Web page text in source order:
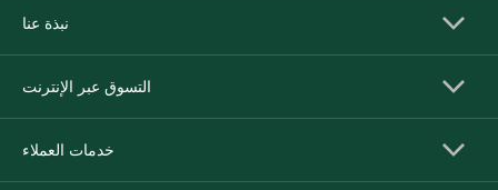
نبذة عنا
التسوق عبر الإنترنت
خدمات العملاء